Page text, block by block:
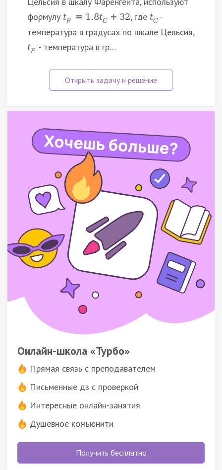
формулу tF = 1.8tC + 32, где tC-
температура в градусах по шкале Цельсия,
tF - температура в гр…
Онлайн-школа «Турбо»
Прямая связь с преподавателем
Письменные дз с проверкой
Интересные онлайн-занятия
Душевное комьюнити
Получить бесплатно